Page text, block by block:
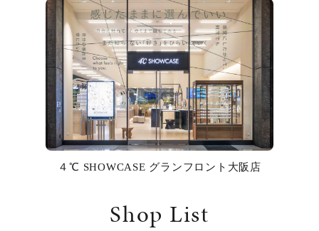
ファッションテイスト
着用シーン
４℃ SHOWCASE グランフロント大阪店
Shop List